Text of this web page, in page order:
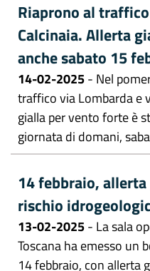
Riaprono al
Calcinaia. Allerta
anche sabato 15
14-02-2025- Nel
traffico via Lombarda e
gialla per vento forte è
giornata di domani,
14 febbraio,
rischio
13-02-2025- La sala
Toscana ha emesso un
14 febbraio, con allerta